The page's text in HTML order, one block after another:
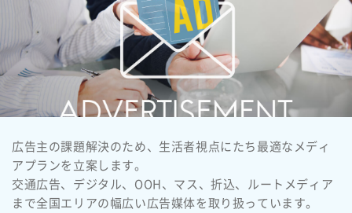
広告主の課題解決のため、生活者視点にたち最適なメディ
アプランを立案します。
交通広告、デジタル、OOH、マス、折込、ルートメディア
まで全国エリアの幅広い広告媒体を取り扱っています。